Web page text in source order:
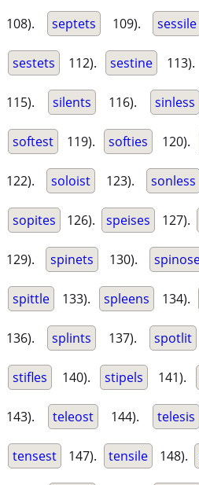
108). septets 109). sessile
sestets 112). sestine 113).
115). silents 116). sinless
softest 119). softies 120).
122). soloist 123). sonless
sopites 126). speises 127).
129). spinets 130).
spittle 133). spleens 134).
136). splints 137). spotlit
stifles 140). stipels 141).
143). teleost 144). telesis
tensest 147). tensile 148).